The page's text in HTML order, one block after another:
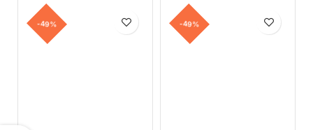
-49% -49%